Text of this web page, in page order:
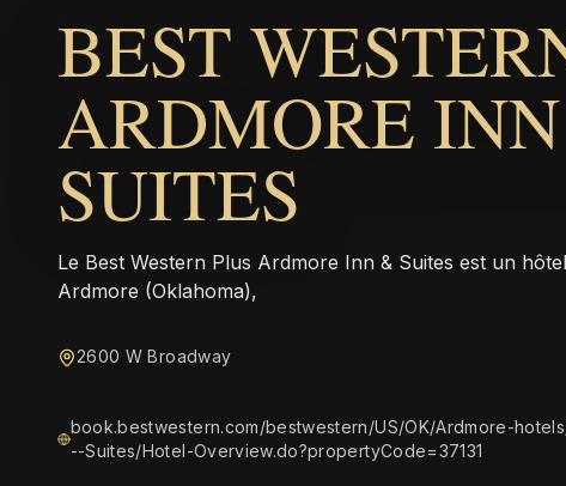
BEST
ARDMORE
SUITES
Le Best Western Plus Ardmore Inn & Suites est un
Ardmore (Oklahoma),
2600 W Broadway
book.bestwestern.com/bestwestern/US/OK/Ardmore-
--Suites/Hotel-Overview.do?propertyCode=37131